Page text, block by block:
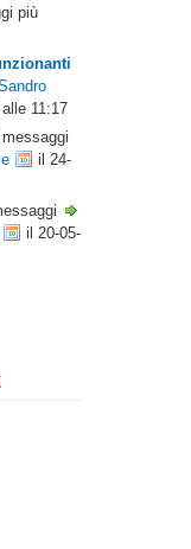
più
11:17
messaggi
il 24-
il 20-05-